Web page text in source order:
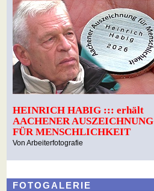
HEINRICH HABIG ::: erhält
AACHENER AUSZEICHNUNG
FÜR MENSCHLICHKEIT
Von Arbeiterfotografie
FOTOGALERIE